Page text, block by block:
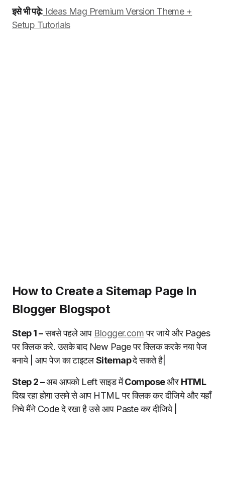
इसे भी पढ़े: Ideas Mag Premium Version Theme +
Setup Tutorials
How to Create a Sitemap Page In
Blogger Blogspot
Step 1 –सबसे पहले आप Blogger.comपर जाये और Pages
पर क्लिक करे. उसके बाद New Page पर क्लिक करके नया पेज
बनाये | आप पेज का टाइटलSitemapदे सकते है|
Step 2 –अब आपको Left साइड मेंComposeऔर HTML
दिख रहा होगा उसमे से आप HTML पर क्लिक कर दीजिये और यहाँ
निचे मैंने Code दे रखा है उसे आप Paste कर दीजिये |